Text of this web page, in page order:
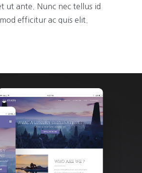
ut ante. Nunc nec tellus id
efficitur ac quis elit.